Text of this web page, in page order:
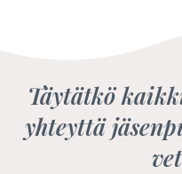
Täytätkö
yhteyttä